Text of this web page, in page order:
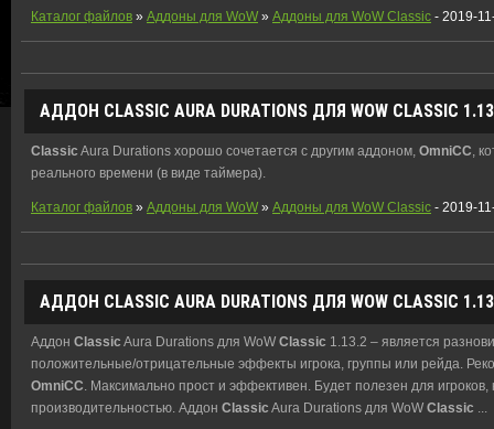
Каталог файлов » Аддоны для WoW » Аддоны для WoW Classic - 2019-
АДДОН CLASSIC AURA DURATIONS ДЛЯ WOW CLASSIC
Classic Aura Durations хорошо сочетается с другим аддоном, OmniCC ,
реального времени (в виде таймера).
Каталог файлов » Аддоны для WoW » Аддоны для WoW Classic - 2019-
АДДОН CLASSIC AURA DURATIONS ДЛЯ WOW CLASSIC
Аддон Classic Aura Durations для WoW Classic 1.13.2 – является
положительные/отрицательные эффекты игрока, группы или рейда.
OmniCC . Максимально прост и эффективен. Будет полезен для
производительностью. Аддон Classic Aura Durations для WoW Classic